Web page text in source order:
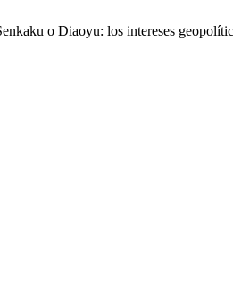
o Diaoyu: los intereses